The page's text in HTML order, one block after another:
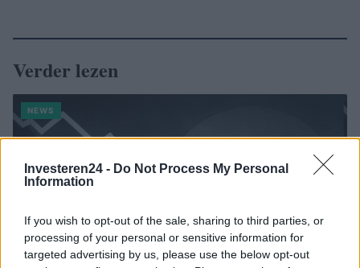
Investeren24 - Do Not Process My Personal
Information
If you wish to opt-out of the sale, sharing to third parties, or
processing of your personal or sensitive information for
targeted advertising by us, please use the below opt-out
Verder lezen
NEWS